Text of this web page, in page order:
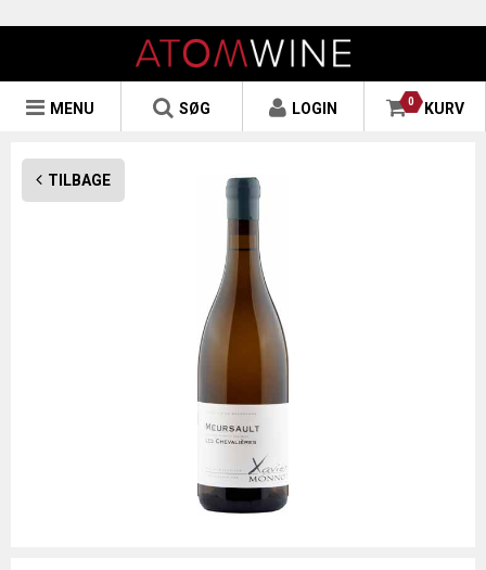
0 KURV
LOGIN
SØG
MENU
TILBAGE